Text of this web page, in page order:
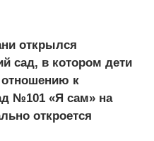
открылся
сад, в котором дети
отношению к
№101 «Я сам» на
откроется